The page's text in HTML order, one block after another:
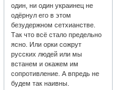
один, ни один украинец не
одёрнул его в этом
безудержном сетхианстве.
Так что всё стало предельно
ясно. Или орки сожрут
русских людей или мы
встанем и окажем им
сопротивление. А впредь не
будем так наивны.